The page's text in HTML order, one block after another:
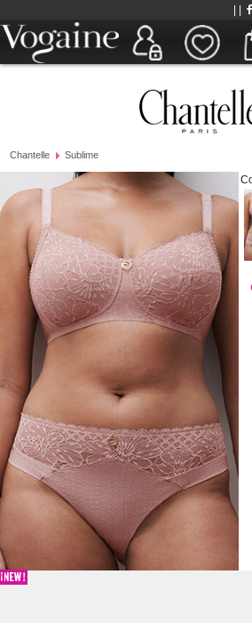
Chantelle Sublime